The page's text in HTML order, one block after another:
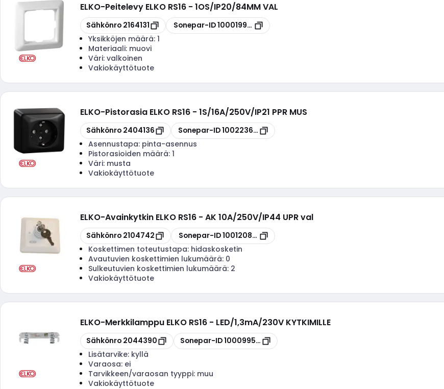
ELKO-Peitelevy ELKO RS16 - 1OS/IP20/84MM VAL
Kopioi
Sähkönro 2164131 Kopioi
Sonepar-ID100019953
Yksikköjen määrä: 1
Materiaali: muovi
Väri: valkoinen
Vakiokäyttötuote
ELKO-Pistorasia ELKO RS16 - 1S/16A/250V/IP21 PPR MUS
Kopioi
Sähkönro 2404136 Kopioi
Sonepar-ID100223628
Asennustapa: pinta-asennus
Pistorasioiden määrä: 1
Väri: musta
Vakiokäyttötuote
ELKO-Avainkytkin ELKO RS16 - AK 10A/250V/IP44 UPR val
Kopioi
Sähkönro 2104742 Kopioi
Sonepar-ID100120889
Koskettimen toteutustapa: hidaskosketin
Avautuvien koskettimien lukumäärä: 0
Sulkeutuvien koskettimien lukumäärä: 2
Vakiokäyttötuote
ELKO-Merkkilamppu ELKO RS16 - LED/1,3mA/230V KYTKIMILLE
Kopioi
Sähkönro 2044390 Kopioi
Sonepar-ID100099528
Lisätarvike: kyllä
Varaosa: ei
Tarvikkeen/varaosan tyyppi: muu
Vakiokäyttötuote